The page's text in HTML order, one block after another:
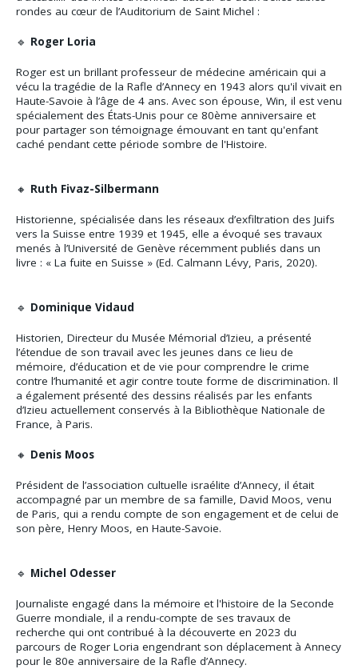
rondes au cœur de l’Auditorium de Saint Michel :
🔹 Roger Loria
Roger est un brillant professeur de médecine américain qui a
vécu la tragédie de la Rafle d’Annecy en 1943 alors qu'il vivait en
Haute-Savoie à l’âge de 4 ans. Avec son épouse, Win, il est venu
spécialement des États-Unis pour ce 80ème anniversaire et
pour partager son témoignage émouvant en tant qu'enfant
caché pendant cette période sombre de l'Histoire.
🔸 Ruth Fivaz-Silbermann
Historienne, spécialisée dans les réseaux d’exfiltration des Juifs
vers la Suisse entre 1939 et 1945, elle a évoqué ses travaux
menés à l’Université de Genève récemment publiés dans un
livre : « La fuite en Suisse » (Ed. Calmann Lévy, Paris, 2020).
🔹 Dominique Vidaud
Historien, Directeur du Musée Mémorial d’Izieu, a présenté
l’étendue de son travail avec les jeunes dans ce lieu de
mémoire, d’éducation et de vie pour comprendre le crime
contre l’humanité et agir contre toute forme de discrimination. Il
a également présenté des dessins réalisés par les enfants
d’Izieu actuellement conservés à la Bibliothèque Nationale de
France, à Paris.
🔸 Denis Moos
Président de l’association cultuelle israélite d’Annecy, il était
accompagné par un membre de sa famille, David Moos, venu
de Paris, qui a rendu compte de son engagement et de celui de
son père, Henry Moos, en Haute-Savoie.
🔹 Michel Odesser
Journaliste engagé dans la mémoire et l'histoire de la Seconde
Guerre mondiale, il a rendu-compte de ses travaux de
recherche qui ont contribué à la découverte en 2023 du
parcours de Roger Loria engendrant son déplacement à Annecy
pour le 80e anniversaire de la Rafle d’Annecy.